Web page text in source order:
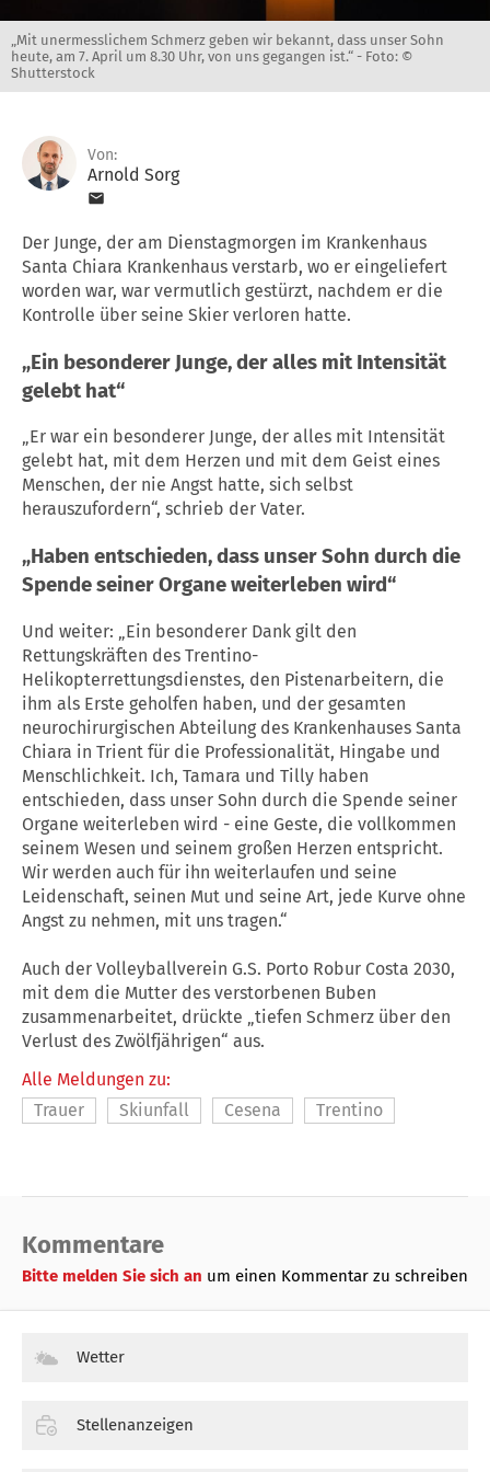
„Mit unermesslichem Schmerz geben wir bekannt, dass unser Sohn
heute, am 7. April um 8.30 Uhr, von uns gegangen ist.“ - Foto: ©
Shutterstock
Von:
Arnold Sorg
Der Junge, der am Dienstagmorgen im Krankenhaus
Santa Chiara Krankenhaus verstarb, wo er eingeliefert
worden war, war vermutlich gestürzt, nachdem er die
Kontrolle über seine Skier verloren hatte.
„Ein besonderer Junge, der alles mit Intensität
gelebt hat“
„Er war ein besonderer Junge, der alles mit Intensität
gelebt hat, mit dem Herzen und mit dem Geist eines
Menschen, der nie Angst hatte, sich selbst
herauszufordern“, schrieb der Vater.
„Haben entschieden, dass unser Sohn durch die
Spende seiner Organe weiterleben wird“
Und weiter: „Ein besonderer Dank gilt den
Rettungskräften des Trentino-
Helikopterrettungsdienstes, den Pistenarbeitern, die
ihm als Erste geholfen haben, und der gesamten
neurochirurgischen Abteilung des Krankenhauses Santa
Chiara in Trient für die Professionalität, Hingabe und
Menschlichkeit. Ich, Tamara und Tilly haben
entschieden, dass unser Sohn durch die Spende seiner
Organe weiterleben wird - eine Geste, die vollkommen
seinem Wesen und seinem großen Herzen entspricht.
Wir werden auch für ihn weiterlaufen und seine
Leidenschaft, seinen Mut und seine Art, jede Kurve ohne
Angst zu nehmen, mit uns tragen.“
Auch der Volleyballverein G.S. Porto Robur Costa 2030,
mit dem die Mutter des verstorbenen Buben
zusammenarbeitet, drückte „tiefen Schmerz über den
Verlust des Zwölfjährigen“ aus.
Alle Meldungen zu:
Trauer
Skiunfall Cesena Trentino
Kommentare
Bitte melden Sie sich an um einen Kommentar zu schreiben
Wetter
Stellenanzeigen